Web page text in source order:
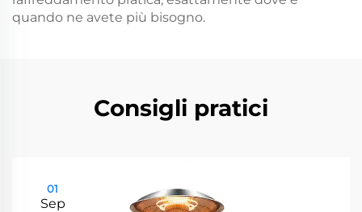
quando ne avete più bisogno.
Consigli pratici
01
Sep